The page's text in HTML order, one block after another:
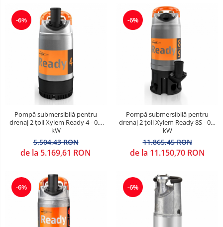
-6%
Pompă submersibilă pentru
drenaj 2 țoli Xylem Ready 4 - 0,4
kW
5.504,43 RON
de la 5.169,61 RON
-6%
Pompă submersibilă pentru
drenaj 2 țoli Xylem Ready 8S - 0,9
kW
11.865,45 RON
de la 11.150,70 RON
-6% -6%